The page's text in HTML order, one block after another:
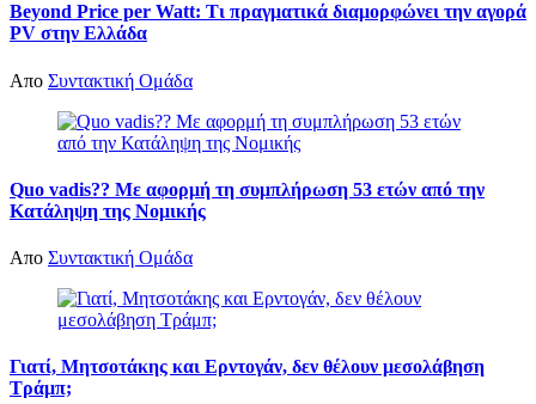
Beyond Price per Watt: Τι πραγματικά διαμορφώνει την αγορά
PV στην Ελλάδα
Απο Συντακτική Ομάδα
Quo vadis?? Με αφορμή τη συμπλήρωση 53 ετών από την
Κατάληψη της Νομικής
Απο Συντακτική Ομάδα
Γιατί, Μητσοτάκης και Ερντογάν, δεν θέλουν μεσολάβηση
Τράμπ;